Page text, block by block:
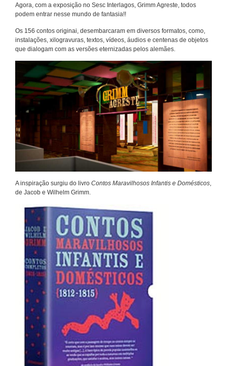
Agora, com a exposição no Sesc Interlagos, Grimm Agreste, todos
podem entrar nesse mundo de fantasia!!
Os 156 contos originai, desembarcaram em diversos formatos, como,
instalações, xilogravuras, textos, vídeos, áudios e centenas de objetos
que dialogam com as versões eternizadas pelos alemães.
A inspiração surgiu do livro Contos Maravilhosos Infantis e Domésticos,
de Jacob e Wilhelm Grimm.